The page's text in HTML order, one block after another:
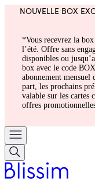
NOUVELLE BOX
*Vous recevrez la
l’été. Offre sans
disponibles ou
box avec le code
abonnement
part, les prochains
valable sur les cartes
offres